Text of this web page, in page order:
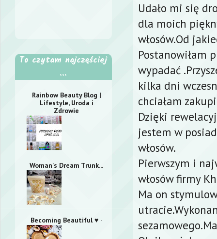
Udało mi się
dla moich
włosów.Od
Postanowiłam
wypadać
kilka dni
chciałam
Dzięki
jestem w
włosów.
Pierwszym i
włosów firmy
Ma on
To czytam najczęściej
...
Rainbow Beauty Blog |
Lifestyle, Uroda i
Zdrowie
Woman's Dream Trunk...
Becoming Beautiful ♥ ·